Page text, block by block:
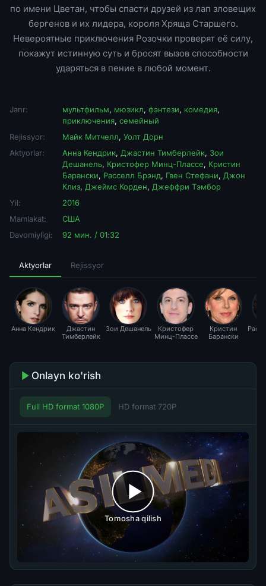
по имени Цветан, чтобы спасти друзей из лап зловещих
бергенов и их лидера, короля Хряща Старшего.
Невероятные приключения Розочки проверят её силу,
покажут истинную суть и бросят вызов способности
ударяться в пение в любой момент.
Janr: мультфильм, мюзикл, фэнтези, комедия,
приключения, семейный
Rejissyor:
Майк Митчелл, Уолт Дорн
Aktyorlar:
Анна Кендрик, Джастин Тимберлейк, Зои
Дешанель, Кристофер Минц-Плассе, Кристин
Барански, Расселл Брэнд, Гвен Стефани, Джон
Клиз, Джеймс Корден, Джеффри Тэмбор
Yil:
2016
Mamlakat:
США
Davomiyligi:
92 мин. / 01:32
Aktyorlar Rejissyor
Анна Кендрик
Джастин
Тимберлейк
Зои Дешанель
Кристофер
Минц-Плассе
Кристин
Барански
Onlayn ko'rish
Full HD format 1080P HD format 720P
Tomosha qilish